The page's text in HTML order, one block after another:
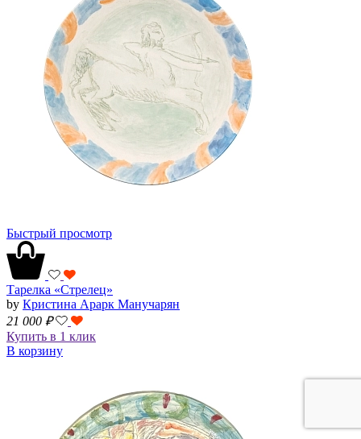
Быстрый просмотр
Тарелка «Стрелец»
by Кристина Арарк Манучарян
21 000 ₽
Купить в 1 клик
В корзину